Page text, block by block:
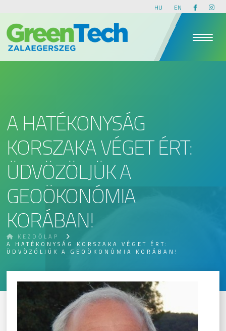
HU EN
A HATÉKONYSÁG
KORSZAKA VÉGET ÉRT:
ÜDVÖZÖLJÜK A
GEOÖKONÓMIA
KORÁBAN!
KEZDŐLAP
A HATÉKONYSÁG KORSZAKA VÉGET ÉRT:
ÜDVÖZÖLJÜK A GEOÖKONÓMIA KORÁBAN!